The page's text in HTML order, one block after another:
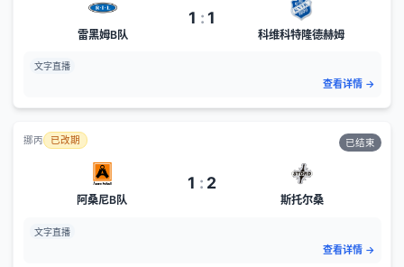
雷黑姆B队
1 :1
科维科特隆德赫姆
文字直播
查看详情→
挪丙 已改期 已结束
阿桑尼B队
1 : 2
斯托尔桑
文字直播
查看详情→